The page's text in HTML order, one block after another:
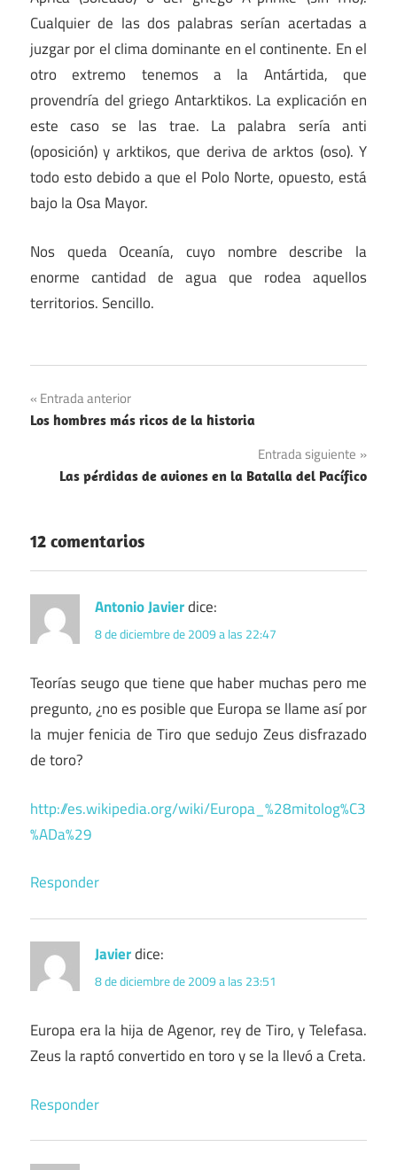
Cualquier de las dos palabras serían acertadas a
juzgar por el clima dominante en el continente. En el
otro extremo tenemos a la Antártida, que
provendría del griego Antarktikos. La explicación en
este caso se las trae. La palabra sería anti
(oposición) y arktikos, que deriva de arktos (oso). Y
todo esto debido a que el Polo Norte, opuesto, está
bajo la Osa Mayor.
Nos queda Oceanía, cuyo nombre describe la
enorme cantidad de agua que rodea aquellos
territorios. Sencillo.
Navegación
de
entradas
Entrada anterior
Los hombres más ricos de la historia
Entrada siguiente
Las pérdidas de aviones en la Batalla del Pacífico
12 comentarios
Antonio Javierdice:
8 de diciembre de 2009 a las 22:47
Teorías seugo que tiene que haber muchas pero me
pregunto, ¿no es posible que Europa se llame así por
la mujer fenicia de Tiro que sedujo Zeus disfrazado
de toro?
http://es.wikipedia.org/wiki/Europa_%28mitolog%C3
%ADa%29
Responder
Javierdice:
8 de diciembre de 2009 a las 23:51
Europa era la hija de Agenor, rey de Tiro, y Telefasa.
Zeus la raptó convertido en toro y se la llevó a Creta.
Responder